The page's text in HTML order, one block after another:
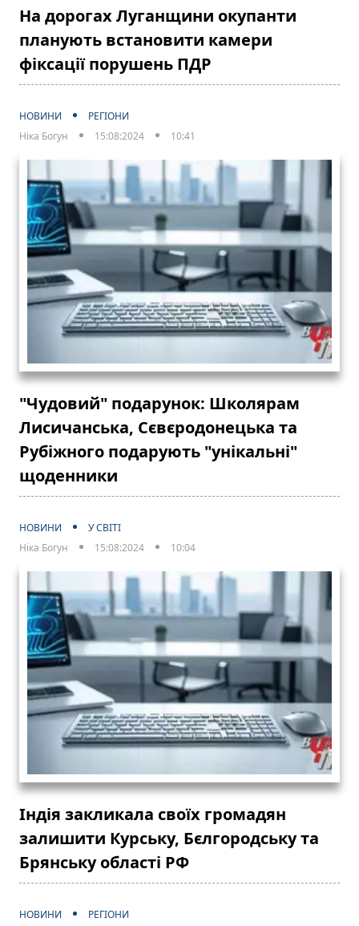
На дорогах Луганщини окупанти
планують встановити камери
фіксації порушень ПДР
НОВИНИ
РЕГІОНИ
Ніка Богун
15:08:2024 10:41
"Чудовий" подарунок: Школярам
Лисичанська, Сєвєродонецька та
Рубіжного подарують "унікальні"
щоденники
НОВИНИ
У СВІТІ
Ніка Богун
15:08:2024 10:04
Індія закликала своїх громадян
залишити Курську, Бєлгородську та
Брянську області РФ
НОВИНИ
РЕГІОНИ